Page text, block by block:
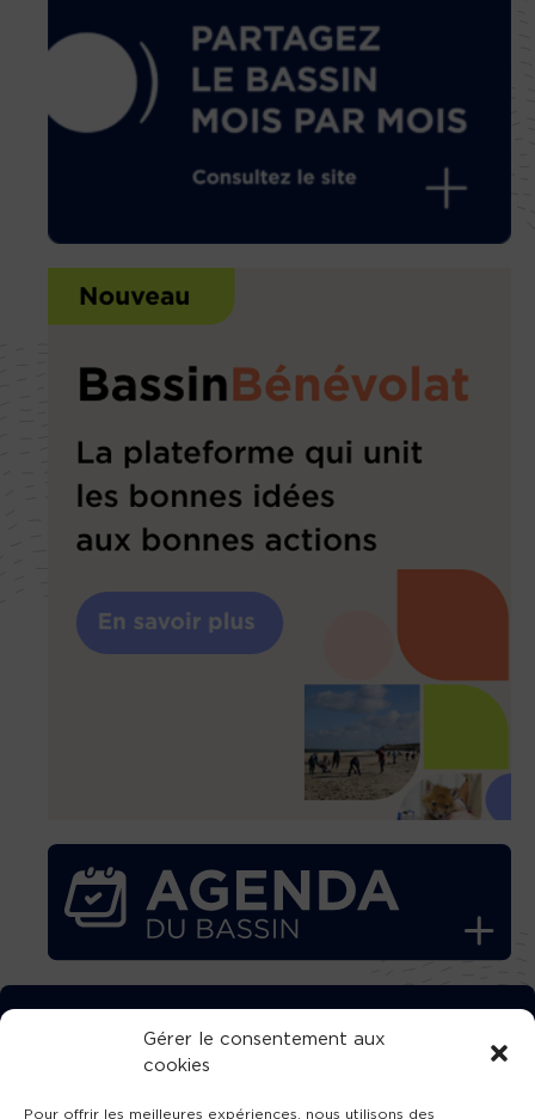
Gérer le consentement aux
cookies
Pour offrir les meilleures expériences, nous utilisons des
TÉLÉCHARGEZ GRATUITEMENT
L’APPLICATION TVBA !